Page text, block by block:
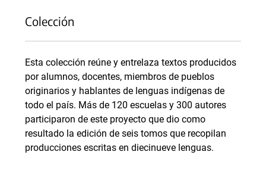
Colección
Esta colección reúne y entrelaza textos producidos
por alumnos, docentes, miembros de pueblos
originarios y hablantes de lenguas indígenas de
todo el país. Más de 120 escuelas y 300 autores
participaron de este proyecto que dio como
resultado la edición de seis tomos que recopilan
producciones escritas en diecinueve lenguas.